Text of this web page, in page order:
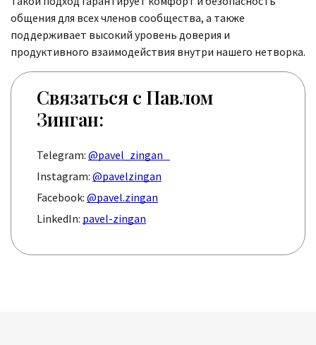
общения для всех членов сообщества, а также
поддерживает высокий уровень доверия и
продуктивного взаимодействия внутри нашего нетворка.
Связаться с Павлом
Зинган:
Telegram: @pavel_zingan
Instagram: @pavelzingan
Facebook: @pavel.zingan
LinkedIn: pavel-zingan